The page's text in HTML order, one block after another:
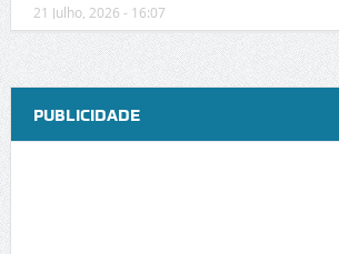
21 Julho, 2026 - 16:07
PUBLICIDADE